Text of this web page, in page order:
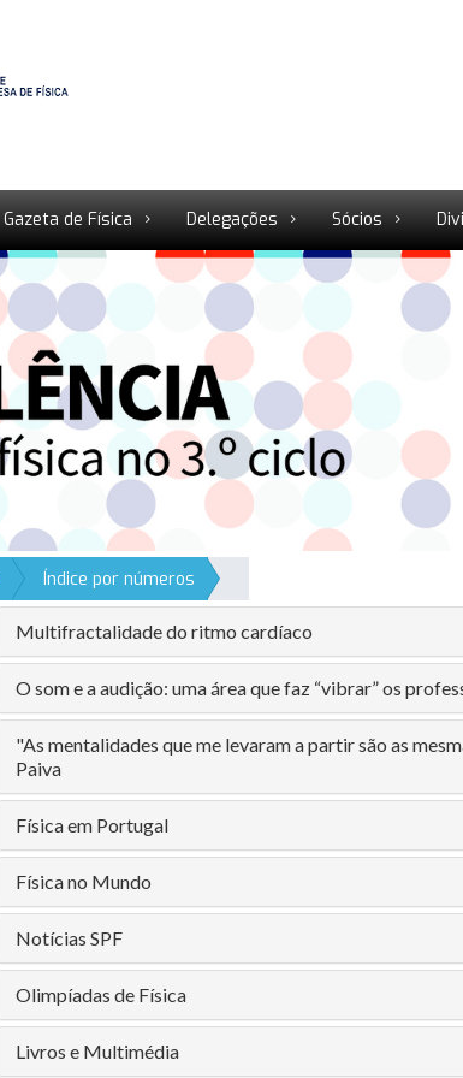
Gazeta de Física Delegações Sócios
Índice por números
Multifractalidade do ritmo cardíaco
O som e a audição: uma área que faz “vibrar” os
"As mentalidades que me levaram a partir são as
Paiva
Física em Portugal
Física no Mundo
Notícias SPF
Olimpíadas de Física
Livros e Multimédia